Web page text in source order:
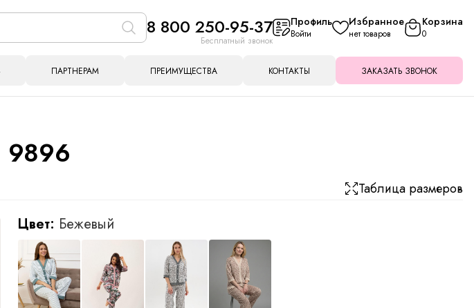
8 800 250-95-37
Бесплатный звонок
Профиль
Войти
Избранное
нет товаров
Корзина
0
ПАРТНЕРАМ ПРЕИМУЩЕСТВА КОНТАКТЫ ЗАКАЗАТЬ ЗВОНОК
9896
Таблица размеров
Цвет: Бежевый